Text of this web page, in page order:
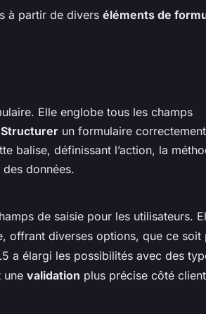
à partir de divers éléments de
Elle englobe tous les champs
Structurer un formulaire correctement
balise, définissant l’action, la
données.
de saisie pour les utilisateurs.
offrant diverses options, que ce soit
a élargi les possibilités avec des
une validation plus précise côté